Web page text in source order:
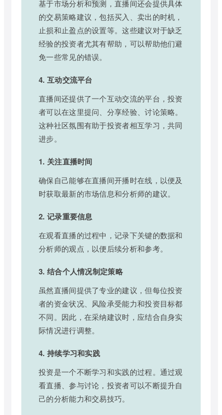
基于市场分析和预测，直播间还会提供具体
的交易策略建议，包括买入、卖出的时机，
止损和止盈点的设置等。这些建议对于缺乏
经验的投资者尤其有帮助，可以帮助他们避
免一些常见的错误。
4. 互动交流平台
直播间还提供了一个互动交流的平台，投资
者可以在这里提问、分享经验、讨论策略。
这种社区氛围有助于投资者相互学习，共同
进步。
1. 关注直播时间
确保自己能够在直播间开播时在线，以便及
时获取最新的市场信息和分析师的建议。
2. 记录重要信息
在观看直播的过程中，记录下关键的数据和
分析师的观点，以便后续分析和参考。
3. 结合个人情况制定策略
虽然直播间提供了专业的建议，但每位投资
者的资金状况、风险承受能力和投资目标都
不同。因此，在采纳建议时，应结合自身实
际情况进行调整。
4. 持续学习和实践
投资是一个不断学习和实践的过程。通过观
看直播、参与讨论，投资者可以不断提升自
己的分析能力和交易技巧。